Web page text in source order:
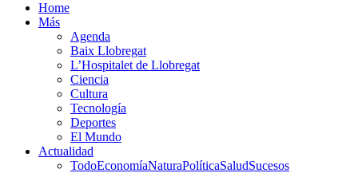
Home
Más
Agenda
Baix Llobregat
L’Hospitalet de Llobregat
Ciencia
Cultura
Tecnología
Deportes
El Mundo
Actualidad
TodoEconomíaNaturaPolíticaSaludSucesos